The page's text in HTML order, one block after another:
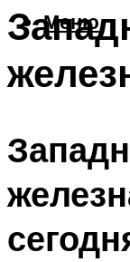
Меню